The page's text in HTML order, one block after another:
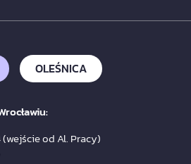
OLEŚNICA
od Al. Pracy)